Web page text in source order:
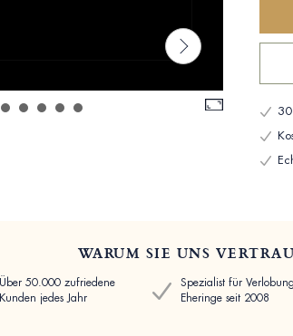
WARUM SIE UNS
Über 50.000 zufriedene
Kunden jedes Jahr
Spezialist für
Eheringe seit 2008